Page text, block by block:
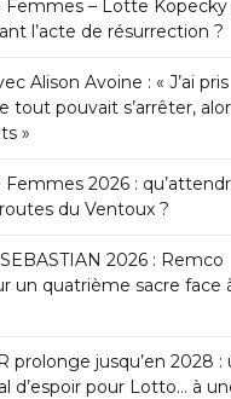
Femmes – Lotte Kopecky
l’acte de résurrection ?
Alison Avoine : « J’ai pris
tout pouvait s’arrêter,
»
Femmes 2026 :
du Ventoux ?
2026 : Remco
un quatrième sacre face
prolonge jusqu’en 2028 :
d’espoir pour Lotto… à